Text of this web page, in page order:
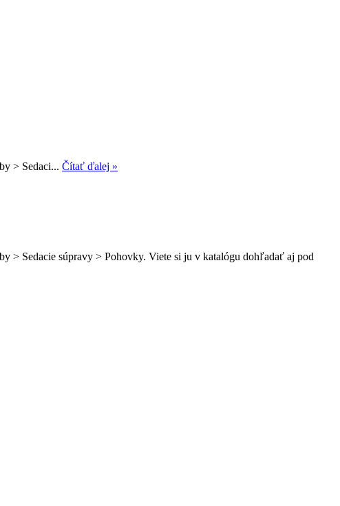
> Sedaci... Čítať ďalej »
> Sedacie súpravy > Pohovky. Viete si ju v katalógu dohľadať aj pod